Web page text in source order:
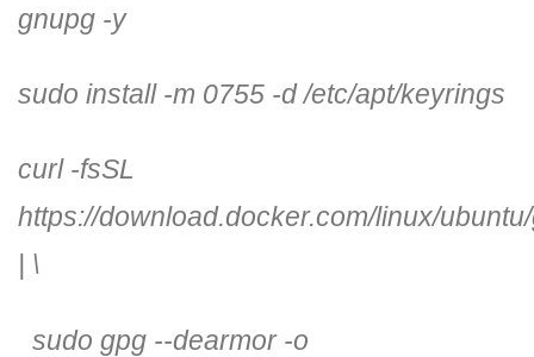
gnupg -y
sudo install -m 0755 -d /etc/apt/keyrings
curl -fsSL
https://download.docker.com/linux/
| \
sudo gpg --dearmor -o